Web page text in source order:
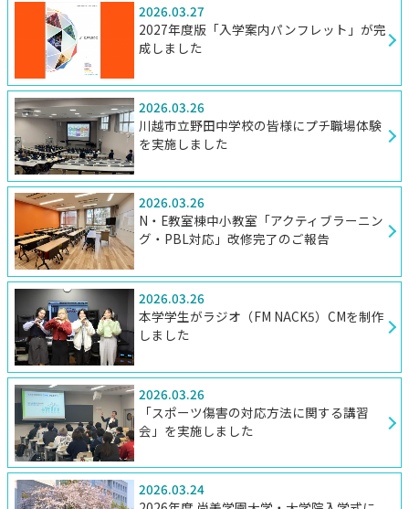
2026.03.27
2027年度版「入学案内パンフレット」が完
成しました
2026.03.26
川越市立野田中学校の皆様にプチ職場体験
を実施しました
2026.03.26
N・E教室棟中小教室「アクティブラーニン
グ・PBL対応」改修完了のご報告
2026.03.26
本学学生がラジオ（FM NACK5）CMを制作
しました
2026.03.26
「スポーツ傷害の対応方法に関する講習
会」を実施しました
2026.03.24